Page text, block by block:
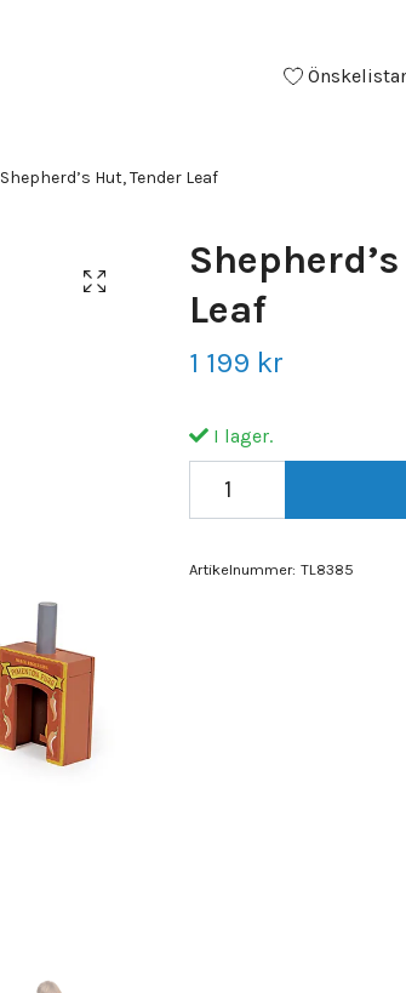
Shepherd’s Hut, Tender Leaf
Leaf
1 199 kr
I lager.
Artikelnummer: TL8385